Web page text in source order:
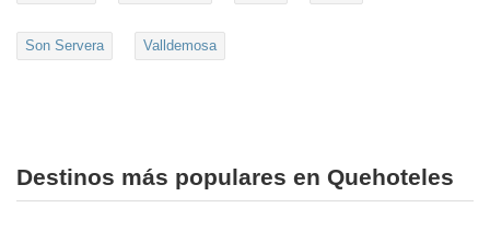
Son Servera Valldemosa
Destinos más populares en Quehoteles